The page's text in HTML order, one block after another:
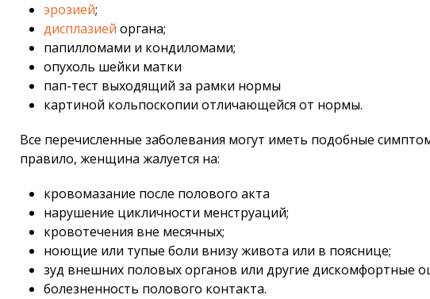
эрозией;
дисплазией органа;
папилломами и кондиломами;
опухоль шейки матки
пап-тест выходящий за рамки нормы
картиной кольпоскопии отличающейся от нормы.
Все перечисленные заболевания могут иметь подобные
правило, женщина жалуется на:
кровомазание после полового акта
нарушение цикличности менструаций;
кровотечения вне месячных;
ноющие или тупые боли внизу живота или в пояснице;
зуд внешних половых органов или другие дискомфортные
болезненность полового контакта.